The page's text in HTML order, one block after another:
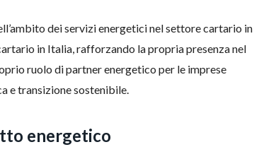
dei servizi energetici nel settore cartario in
in Italia, rafforzando la propria presenza nel
ruolo di partner energetico per le imprese
e transizione sostenibile.
energetico